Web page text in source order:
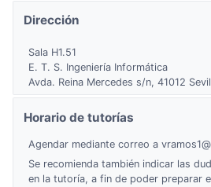
Dirección
Sala H1.51
E. T. S. Ingeniería Informática
Avda. Reina Mercedes s/n, 41012
Horario de tutorías
Agendar mediante correo a
Se recomienda también indicar las
en la tutoría, a fin de poder preparar